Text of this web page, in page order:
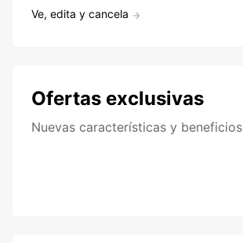
Ve, edita y cancela
Ofertas exclusivas
Nuevas características y beneficios